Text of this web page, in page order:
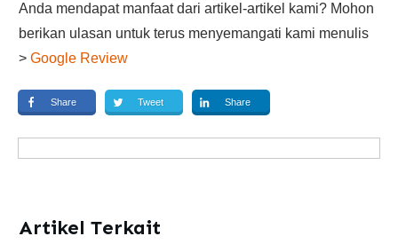
Anda mendapat manfaat dari artikel-artikel kami? Mohon
berikan ulasan untuk terus menyemangati kami menulis
> Google Review
Share Tweet Share
Artikel Terkait